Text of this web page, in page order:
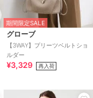
期間限定SALE
グローブ
【3WAY】プリーツベルトショ
ルダー
¥3,329 再入荷